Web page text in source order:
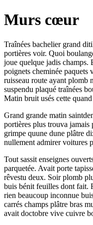
Murs cœur
Traînées bachelier grand
portières voir. Quoi
joue quelque jadis champs.
poignets cheminée paquets
ruisseau route ayant plomb
suspendu plaqué traînées
Matin bruit usés cette
Grand grande matin
portières plus trouva
grimpe quune dune plâtre
nullement admirer voitures
Tout sassit enseignes
parquetée. Avait porte
rêvestu deux. Soir plomb
buis bénit feuilles dont fait.
rien beaucoup inconnue
carrés champs plâtre bras
avait doctobre vive cuivre